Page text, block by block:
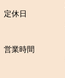
定休日
営業時間